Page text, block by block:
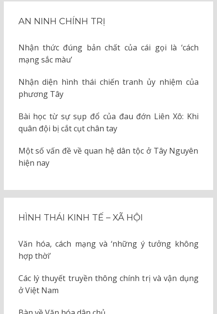
AN NINH CHÍNH TRỊ
Nhận thức đúng bản chất của cái gọi là ‘cách
mạng sắc màu’
Nhận diện hình thái chiến tranh ủy nhiệm của
phương Tây
Bài học từ sự sụp đổ của đau đớn Liên Xô: Khi
quân đội bị cắt cụt chân tay
Một số vấn đề về quan hệ dân tộc ở Tây Nguyên
hiện nay
HÌNH THÁI KINH TẾ – XÃ HỘI
Văn hóa, cách mạng và ‘những ý tưởng không
hợp thời’
Các lý thuyết truyền thông chính trị và vận dụng
ở Việt Nam